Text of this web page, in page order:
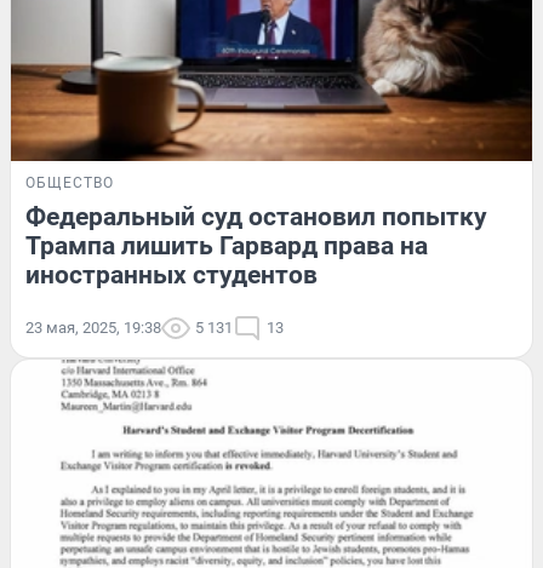
ОБЩЕСТВО
Федеральный суд остановил попытку
Трампа лишить Гарвард права на
иностранных студентов
23 мая, 2025, 19:38 5 131 13